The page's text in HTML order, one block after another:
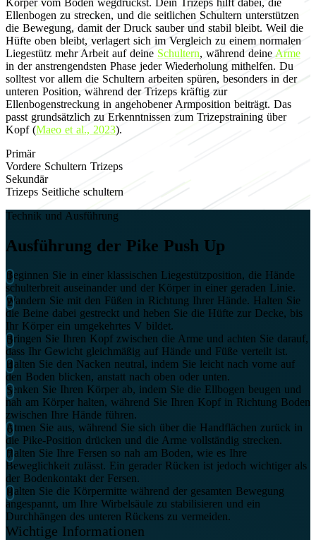
Ellenbogen zu strecken, und die seitlichen Schultern unterstützen
die Bewegung, damit der Druck sauber und stabil bleibt. Weil die
Hüfte oben bleibt, verlagert sich im Vergleich zu einem normalen
Liegestütz mehr Arbeit auf deine Schultern, während deine Arme
in der anstrengendsten Phase jeder Wiederholung mithelfen. Du
solltest vor allem die Schultern arbeiten spüren, besonders in der
unteren Position, während der Trizeps kräftig zur
Ellenbogenstreckung in angehobener Armposition beiträgt. Das
passt grundsätzlich zu Erkenntnissen zum Trizepstraining über
Kopf (Maeo et al., 2023).
Primär
Vordere Schultern Trizeps
Sekundär
Trizeps Seitliche schultern
Technik und Ausführung
Ausführung der Pike Push Up
Beginnen Sie in einer klassischen Liegestützposition, die Hände
schulterbreit auseinander und der Körper in einer geraden Linie.
Wandern Sie mit den Füßen in Richtung Ihrer Hände. Halten Sie
die Beine dabei gestreckt und heben Sie die Hüfte zur Decke, bis
Ihr Körper ein umgekehrtes V bildet.
Bringen Sie Ihren Kopf zwischen die Arme und achten Sie darauf,
dass Ihr Gewicht gleichmäßig auf Hände und Füße verteilt ist.
Halten Sie den Nacken neutral, indem Sie leicht nach vorne auf
den Boden blicken, anstatt nach oben oder unten.
Senken Sie Ihren Körper ab, indem Sie die Ellbogen beugen und
nah am Körper halten, während Sie Ihren Kopf in Richtung Boden
zwischen Ihre Hände führen.
Atmen Sie aus, während Sie sich über die Handflächen zurück in
die Pike-Position drücken und die Arme vollständig strecken.
Halten Sie Ihre Fersen so nah am Boden, wie es Ihre
Beweglichkeit zulässt. Ein gerader Rücken ist jedoch wichtiger als
der Bodenkontakt der Fersen.
Halten Sie die Körpermitte während der gesamten Bewegung
angespannt, um Ihre Wirbelsäule zu stabilisieren und ein
Durchhängen des unteren Rückens zu vermeiden.
Wichtige Informationen